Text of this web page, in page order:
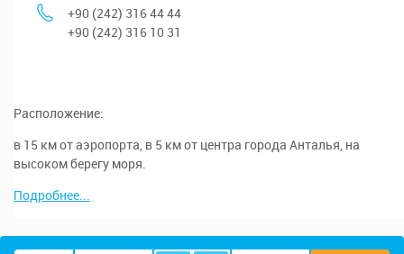
+90 (242) 316 44 44
+90 (242) 316 10 31
Расположение:
в 15 км от аэропорта, в 5 км от центра города Анталья, на
высоком берегу моря.
Подробнее...